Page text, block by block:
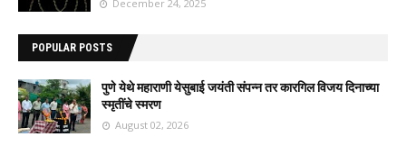
December 24, 2025
POPULAR POSTS
पुणे येथे महाराणी येसुबाई जयंती संपन्न तर कारगिल विजय दिनाच्या
स्मृतींचे स्मरण
August 02, 2026